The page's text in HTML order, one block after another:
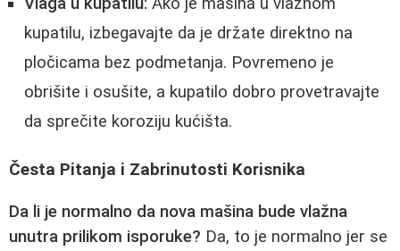
kupatilu, izbegavajte da je držate direktno na
pločicama bez podmetanja. Povremeno je
obrišite i osušite, a kupatilo dobro provetravajte
da sprečite koroziju kućišta.
Česta Pitanja i Zabrinutosti Korisnika
Da li je normalno da nova mašina bude vlažna
unutra prilikom isporuke? Da, to je normalno jer se